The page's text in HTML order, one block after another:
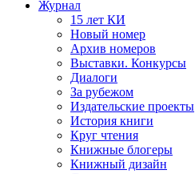
Журнал
15 лет КИ
Новый номер
Архив номеров
Выставки. Конкурсы
Диалоги
За рубежом
Издательские проекты
История книги
Круг чтения
Книжные блогеры
Книжный дизайн